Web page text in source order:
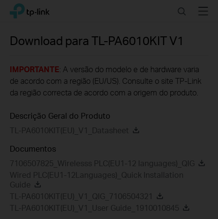
Click
navigation
TP-Link, Reliably Smart SearchMenu
Download para TL-PA6010KITV1
IMPORTANTE: A versão do modelo e de hardware varia
de acordo com a região (EU/US). Consulte o site TP-Link
da região correcta de acordo com a origem do produto.
Descrição Geral do Produto
TL-PA6010KIT(EU)_V1_Datasheet
Documentos
7106507825_Wirelesss PLC(EU1-12 languages)_QIG
Wired PLC(EU1-12Languages)_Quick Installation
Guide
TL-PA6010KIT(EU)_V1_QIG_7106504321
TL-PA6010KIT(EU)_V1_User Guide_1910010845